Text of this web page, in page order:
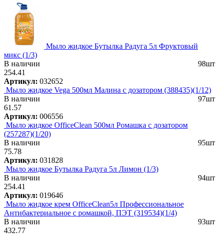
Мыло жидкое Бутылка Радуга 5л Фруктовый
микс (1/3)
В наличии
98шт
254.41
Артикул: 032652
Мыло жидкое Vega 500мл Малина с дозатором (388435)(1/12)
В наличии
97шт
61.57
Артикул: 006556
Мыло жидкое OfficeClean 500мл Ромашка с дозатором
(257287)(1/20)
В наличии
95шт
75.78
Артикул: 031828
Мыло жидкое Бутылка Радуга 5л Лимон (1/3)
В наличии
94шт
254.41
Артикул: 019646
Мыло жидкое крем OfficeClean5л Профессиональное
Антибактериальное с ромашкой, ПЭТ (319534)(1/4)
В наличии
93шт
432.77